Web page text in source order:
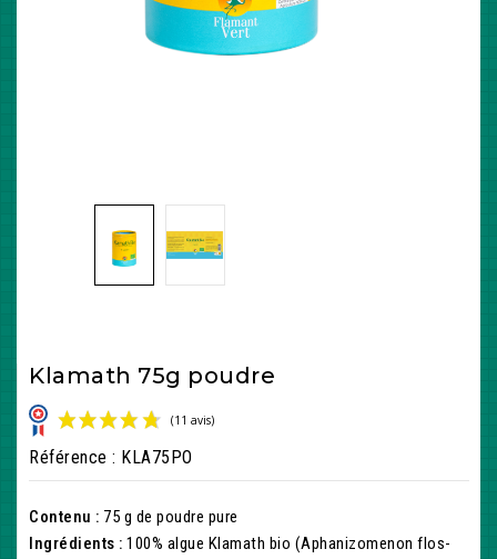
Klamath 75g poudre
Référence : KLA75PO
Contenu : 75 g de poudre pure
Ingrédients : 100% algue Klamath bio (Aphanizomenon flos-